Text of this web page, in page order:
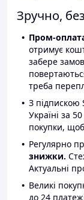
Зручно,
Пром-
отримує
забере
треба
З підпискою
Україні за
покупки,
Регулярно
знижки.
Актуальні
Великі
до 24